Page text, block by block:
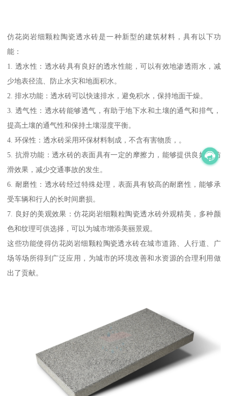
仿花岗岩细颗粒陶瓷透水砖是一种新型的建筑材料，具有以下功
能：
1. 透水性：透水砖具有良好的透水性能，可以有效地渗透雨水，减
少地表径流、防止水灾和地面积水。
2. 排水功能：透水砖可以快速排水，避免积水，保持地面干燥。
3. 透气性：透水砖能够透气，有助于地下水和土壤的通气和排气，
提高土壤的通气性和保持土壤湿度平衡。
4. 环保性：透水砖采用环保材料制成，不含有害物质，。
5. 抗滑功能：透水砖的表面具有一定的摩擦力，能够提供良好的防
滑效果，减少交通事故的发生。
6. 耐磨性：透水砖经过特殊处理，表面具有较高的耐磨性，能够承
受车辆和行人的长时间磨损。
7. 良好的美观效果：仿花岗岩细颗粒陶瓷透水砖外观精美，多种颜
色和纹理可供选择，可以为城市增添美丽景观。
这些功能使得仿花岗岩细颗粒陶瓷透水砖在城市道路、人行道、广
场等场所得到广泛应用，为城市的环境改善和水资源的合理利用做
出了贡献。